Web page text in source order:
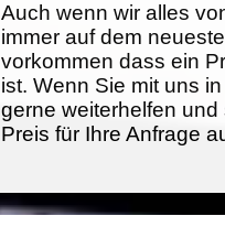
Auch wenn wir alles
immer auf dem
vorkommen dass ein
ist. Wenn Sie mit uns
gerne weiterhelfen
Preis für Ihre Anfrage